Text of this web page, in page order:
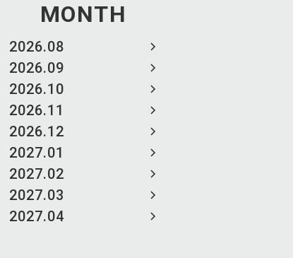
MONTH
2026.08
2026.09
2026.10
2026.11
2026.12
2027.01
2027.02
2027.03
2027.04